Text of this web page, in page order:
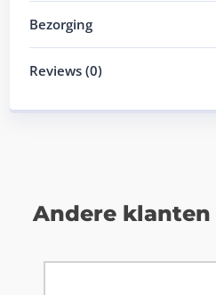
Bezorging
Reviews (0)
Andere